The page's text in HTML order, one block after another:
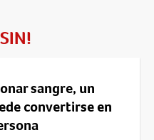
sangre, un
convertirse en